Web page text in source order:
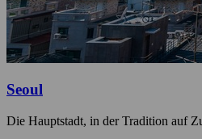
Seoul
Die Hauptstadt, in der Tradition auf